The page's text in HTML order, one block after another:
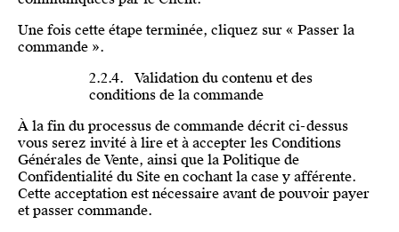
Une fois cette étape terminée, cliquez sur « Passer la
commande ».
2.2.4. Validation du contenu et des
conditions de la commande
À la fin du processus de commande décrit ci-dessus
vous serez invité à lire et à accepter les Conditions
Générales de Vente, ainsi que la Politique de
Confidentialité du Site en cochant la case y afférente.
Cette acceptation est nécessaire avant de pouvoir payer
et passer commande.